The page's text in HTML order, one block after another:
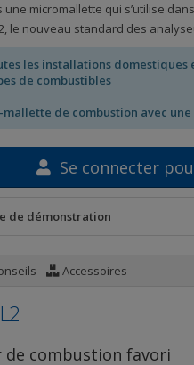
une micromallette qui s’utilise
le nouveau standard des
les installations
de combustibles
mallette de combustion avec
Se connecter
de démonstration
Accessoires
de combustion favori